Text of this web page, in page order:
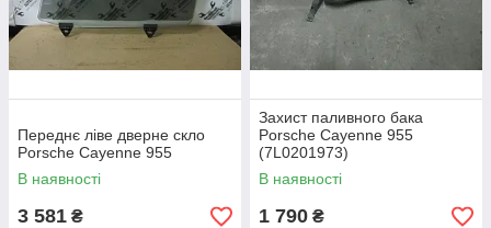
Переднє ліве дверне скло
Porsche Cayenne 955
В наявності
3 581 ₴
Захист паливного бака
Porsche Cayenne 955
(7L0201973)
В наявності
1 790 ₴